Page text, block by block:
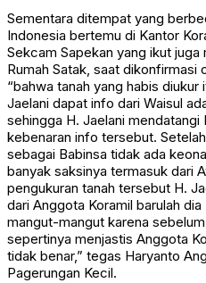
Sementara ditempat yang
Indonesia bertemu di Kantor
Sekcam Sapekan yang ikut
Rumah Satak, saat dikonfirmasi
“bahwa tanah yang habis diukur
Jaelani dapat info dari Waisul
sehingga H. Jaelani
kebenaran info tersebut.
sebagai Babinsa tidak ada
banyak saksinya termasuk dari
pengukuran tanah tersebut H.
dari Anggota Koramil barulah
mangut-mangut karena
sepertinya menjastis Anggota
tidak benar,” tegas Haryanto
Pagerungan Kecil.